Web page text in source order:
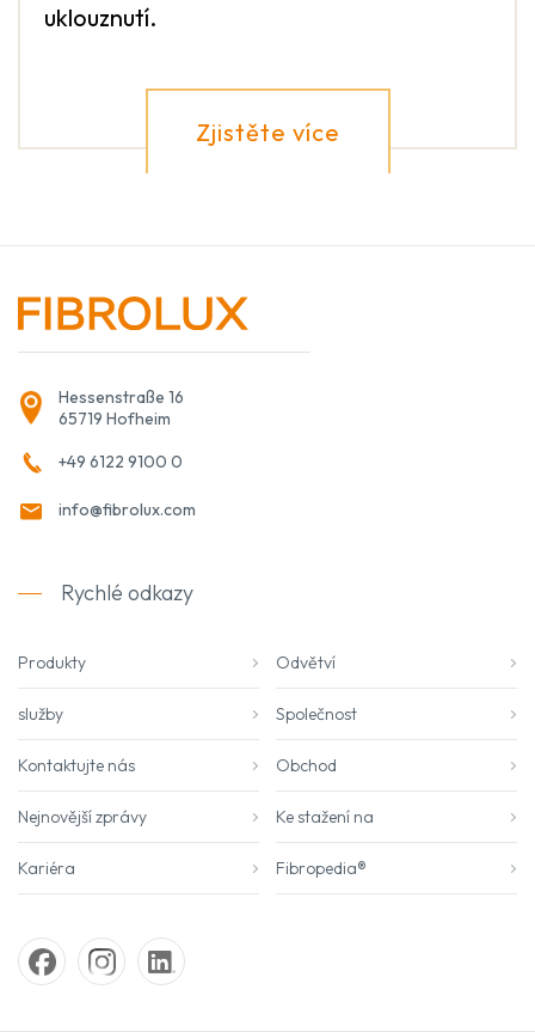
uklouznutí.
Zjistěte více
Hessenstraße 16
65719 Hofheim
+49 6122 9100 0
info@fibrolux.com
Rychlé odkazy
Produkty Odvětví
služby Společnost
Kontaktujte nás Obchod
Nejnovější zprávy Ke stažení na
Kariéra Fibropedia®